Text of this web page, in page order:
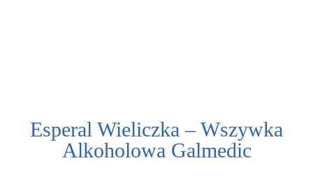
Esperal Wieliczka – Wszywka
Alkoholowa Galmedic